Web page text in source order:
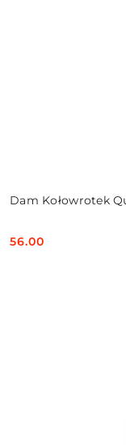
Dam Kołowrotek
Cena:
56.00